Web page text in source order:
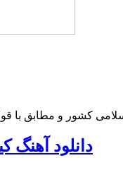
کشور و مطابق با
دانلود آهنگ